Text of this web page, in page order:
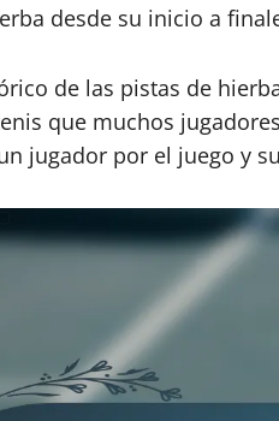
desde su inicio a
de las pistas de
que muchos
jugador por el juego y